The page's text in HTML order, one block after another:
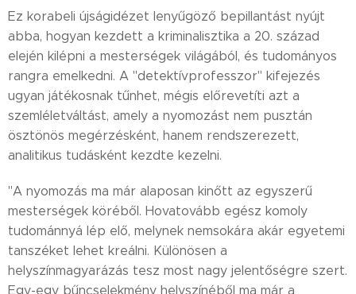
Ez korabeli újságidézet lenyűgöző bepillantást nyújt
abba, hogyan kezdett a kriminalisztika a 20. század
elején kilépni a mesterségek világából, és tudományos
rangra emelkedni. A "detektívprofesszor" kifejezés
ugyan játékosnak tűnhet, mégis előrevetíti azt a
szemléletváltást, amely a nyomozást nem pusztán
ösztönös megérzésként, hanem rendszerezett,
analitikus tudásként kezdte kezelni.
"A nyomozás ma már alaposan kinőtt az egyszerű
mesterségek köréből. Hovatovább egész komoly
tudománnyá lép elő, melynek nemsokára akár egyetemi
tanszéket lehet kreálni. Különösen a
helyszínmagyarázás tesz most nagy jelentőségre szert.
Egy-egy bűncselekmény helyszínéből ma már a